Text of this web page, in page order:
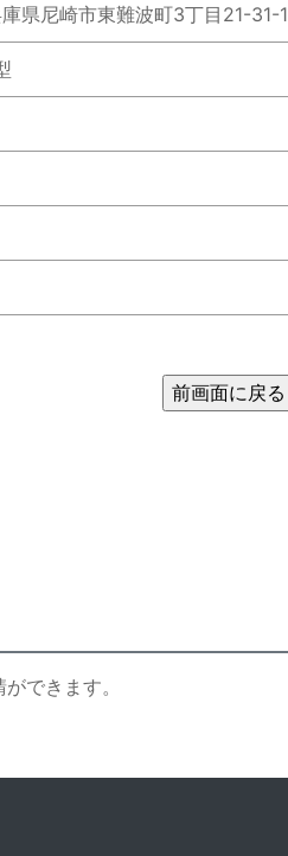
県尼崎市東難波町3丁目21-31-1
できます。